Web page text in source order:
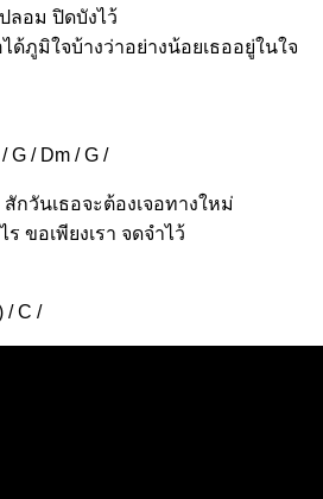
ลอม ปิดบังไว้
ด้ภูมิใจบ้างว่าอย่างน้อยเธออยู่ในใจ
G / Dm / G /
สักวันเธอจะต้องเจอทางใหม่
ร ขอเพียงเรา จดจำไว้
/ C /